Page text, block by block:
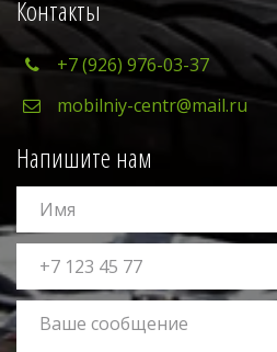
Контакты
+7 (926) 976-03-37
mobilniy-centr@mail.ru
Напишите нам